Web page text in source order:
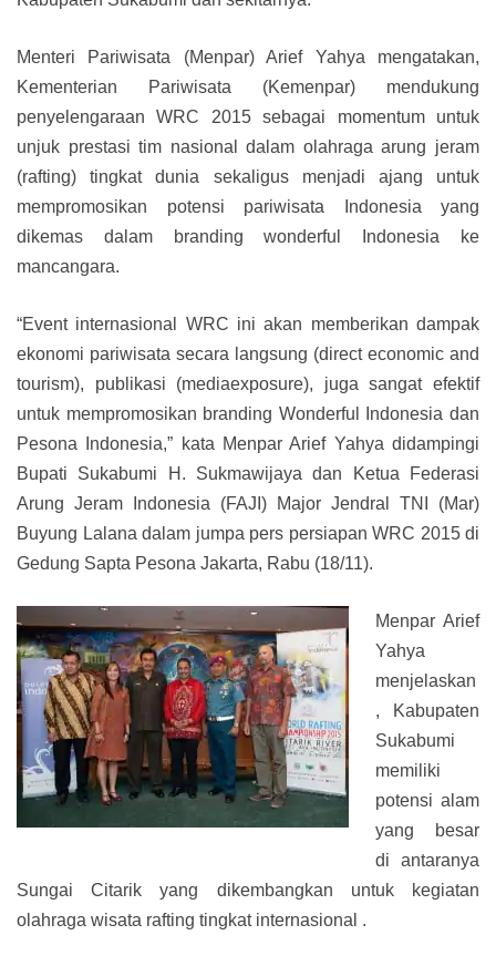
Menteri Pariwisata (Menpar) Arief Yahya mengatakan,
Kementerian Pariwisata (Kemenpar) mendukung
penyelengaraan WRC 2015 sebagai momentum untuk
unjuk prestasi tim nasional dalam olahraga arung jeram
(rafting) tingkat dunia sekaligus menjadi ajang untuk
mempromosikan potensi pariwisata Indonesia yang
dikemas dalam branding wonderful Indonesia ke
mancangara.
“Event internasional WRC ini akan memberikan dampak
ekonomi pariwisata secara langsung (direct economic and
tourism), publikasi (mediaexposure), juga sangat efektif
untuk mempromosikan branding Wonderful Indonesia dan
Pesona Indonesia,” kata Menpar Arief Yahya didampingi
Bupati Sukabumi H. Sukmawijaya dan Ketua Federasi
Arung Jeram Indonesia (FAJI) Major Jendral TNI (Mar)
Buyung Lalana dalam jumpa pers persiapan WRC 2015 di
Gedung Sapta Pesona Jakarta, Rabu (18/11).
Menpar Arief
Yahya
menjelaskan
, Kabupaten
Sukabumi
memiliki
potensi alam
yang besar
di antaranya
Sungai Citarik yang dikembangkan untuk kegiatan
olahraga wisata rafting tingkat internasional .